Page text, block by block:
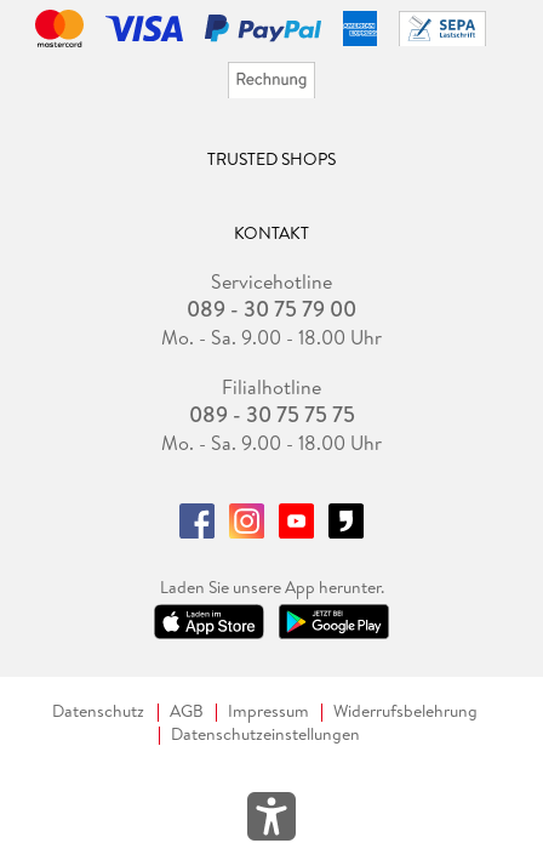
TRUSTED SHOPS
KONTAKT
Servicehotline
089 - 30 75 79 00
Mo. - Sa. 9.00 - 18.00 Uhr
Filialhotline
089 - 30 75 75 75
Mo. - Sa. 9.00 - 18.00 Uhr
Laden Sie unsere App herunter.
Datenschutz AGB Impressum
Widerrufsbelehrung
Datenschutzeinstellungen